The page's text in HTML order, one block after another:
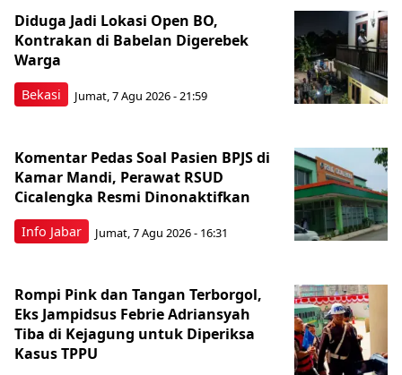
Bekasi
Diduga Jadi Lokasi Open BO,
Kontrakan di Babelan Digerebek
Warga
Jumat, 7 Agu 2026 - 21:59
Info Jabar
Komentar Pedas Soal Pasien BPJS di
Kamar Mandi, Perawat RSUD
Cicalengka Resmi Dinonaktifkan
Jumat, 7 Agu 2026 - 16:31
Rompi Pink dan Tangan Terborgol,
Eks Jampidsus Febrie Adriansyah
Tiba di Kejagung untuk Diperiksa
Kasus TPPU